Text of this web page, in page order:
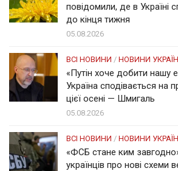
повідомили, де в Україні
до кінця тижня
05.08.2026
ВСІ НОВИНИ / НОВИНИ
«Путін хоче добити нашу
Україна сподівається на
цієї осені — Шмигаль
05.08.2026
ВСІ НОВИНИ / НОВИНИ
«ФСБ стане ким
українців про нові схеми